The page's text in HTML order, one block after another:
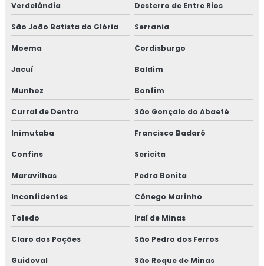
Verdelândia Desterro de Entre Rios
São João Batista do Glória Serrania
Moema Cordisburgo
Jacuí Baldim
Munhoz Bonfim
Curral de Dentro São Gonçalo do Abaeté
Inimutaba Francisco Badaró
Confins Sericita
Maravilhas Pedra Bonita
Inconfidentes Cônego Marinho
Toledo Iraí de Minas
Claro dos Poções São Pedro dos Ferros
Guidoval São Roque de Minas